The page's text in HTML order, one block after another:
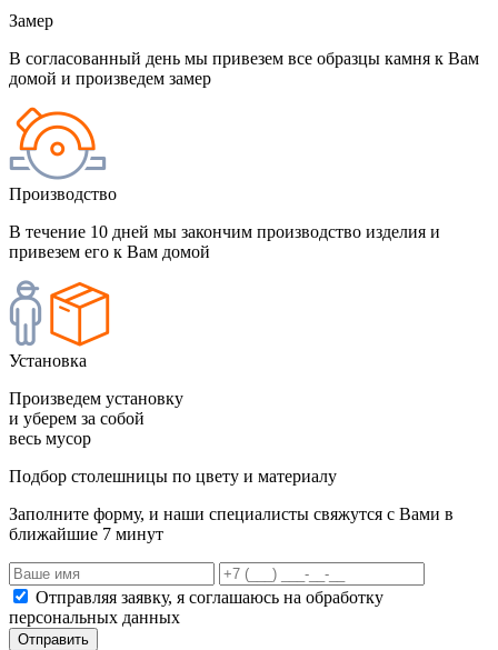
Замер
В согласованный день мы привезем все образцы камня к Вам
домой и произведем замер
Производство
В течение 10 дней мы закончим производство изделия и
привезем его к Вам домой
Установка
Произведем установку
и уберем за собой
весь мусор
Подбор столешницы по цвету и материалу
Заполните форму, и наши специалисты свяжутся с Вами в
ближайшие 7 минут
Отправляя заявку, я соглашаюсь на обработку
персональных данных
Отправить